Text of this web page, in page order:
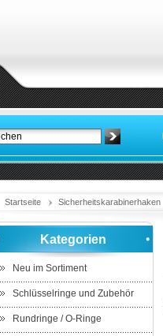
Startseite Sicherheitskarabinerhaken
Kategorien
Neu im Sortiment
Schlüsselringe und Zubehör
Rundringe / O-Ringe